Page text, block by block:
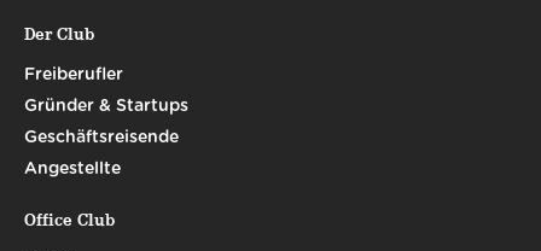
Der Club
Freiberufler
Gründer & Startups
Geschäftsreisende
Angestellte
Office Club